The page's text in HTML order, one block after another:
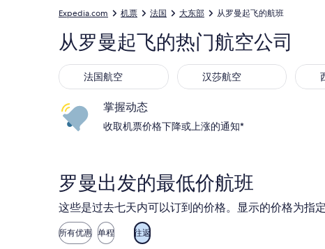
Expedia.com 机票 法国 大东部 从罗曼起飞的航班
从罗曼起飞的热门航空公司
法国航空 汉莎航空
掌握动态
收取机票价格下降或上涨的通知*
罗曼出发的最低价航班
这些是过去七天内可以订到的价格。显示的价格为指
所有优惠 单程 往返